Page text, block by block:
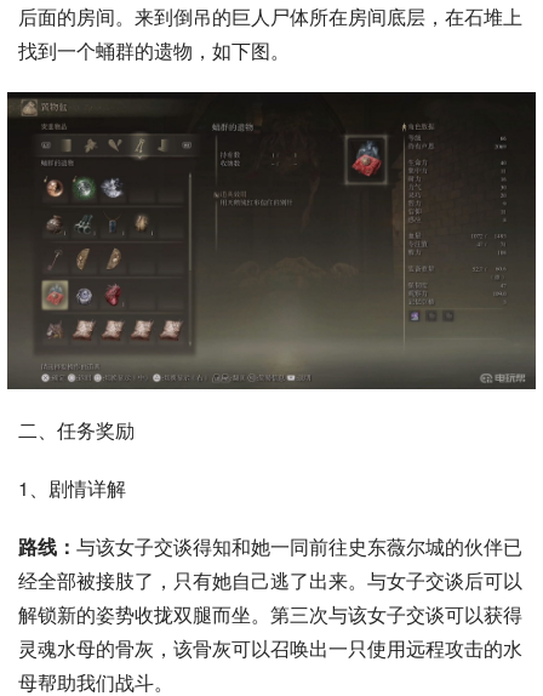
后面的房间。来到倒吊的巨人尸体所在房间底层，在石堆上
找到一个蛹群的遗物，如下图。
二、任务奖励
1、剧情详解
路线： 与该女子交谈得知和她一同前往史东薇尔城的伙伴已
经全部被接肢了，只有她自己逃了出来。与女子交谈后可以
解锁新的姿势收拢双腿而坐。第三次与该女子交谈可以获得
灵魂水母的骨灰，该骨灰可以召唤出一只使用远程攻击的水
母帮助我们战斗。